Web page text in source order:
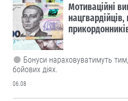
Мотиваційні
нацгвардійців,
Бонуси нараховуватимуть
бойових діях.
06.08